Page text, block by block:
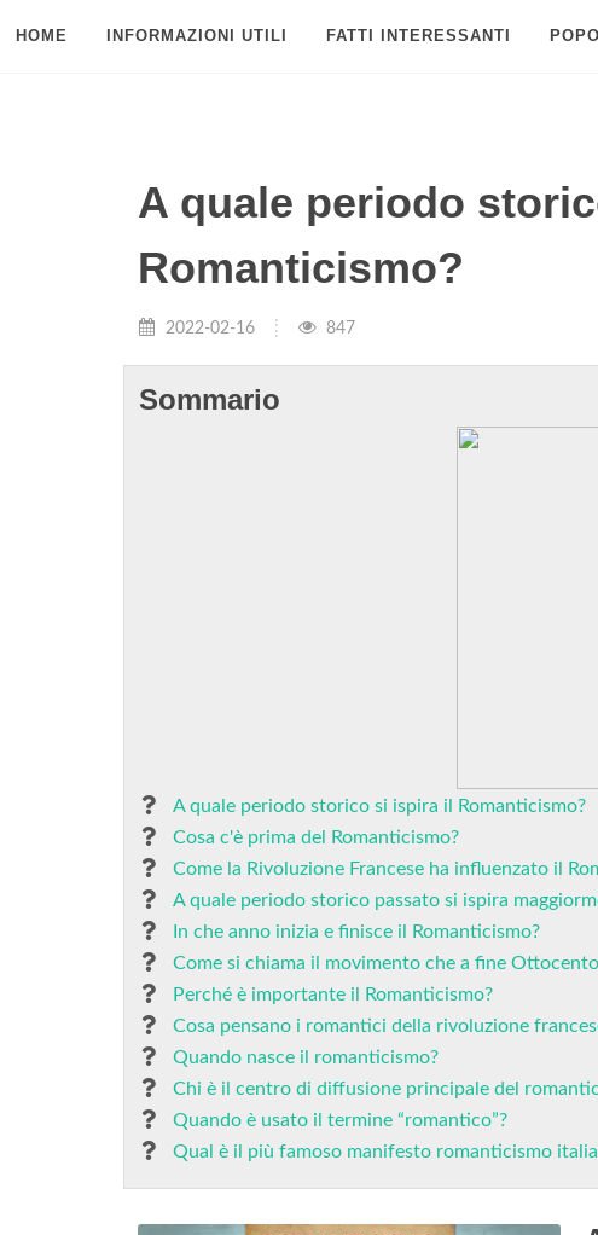
HOME INFORMAZIONI UTILI FATTI INTERESSANTI
A quale periodo
Romanticismo?
2022-02-16 847
Sommario
A quale periodo storico si ispira il Romanticismo?
Cosa c'è prima del Romanticismo?
Come la Rivoluzione Francese ha influenzato il
A quale periodo storico passato si ispira
In che anno inizia e finisce il Romanticismo?
Come si chiama il movimento che a fine
Perché è importante il Romanticismo?
Cosa pensano i romantici della rivoluzione
Quando nasce il romanticismo?
Chi è il centro di diffusione principale del
Quando è usato il termine “romantico”?
Qual è il più famoso manifesto romanticismo